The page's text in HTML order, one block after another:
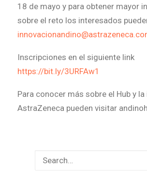
18 de mayo y para obtener mayor
sobre el reto los interesados
Inscripciones en el siguiente link
https://bit.ly/3URFAw1
Para conocer más sobre el Hub y
AstraZeneca pueden visitar